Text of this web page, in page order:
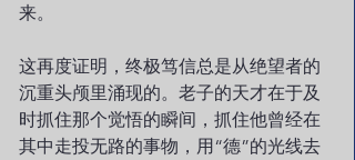
来。
这再度证明，终极笃信总是从绝望者的
沉重头颅里涌现的。老子的天才在于及
时抓住那个觉悟的瞬间，抓住他曾经在
其中走投无路的事物，用“德”的光线去